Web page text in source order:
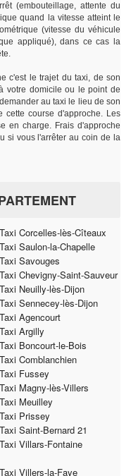
(embouteillage, attente du
quand la vitesse atteint le
(vitesse du véhicule
appliqué), dans ce cas la
c'est le trajet du taxi, de son
votre domicile ou le point de
au taxi le lieu de son
course d'approche. Les
en charge. Frais d'approche
si vous l'arrêter au coin de la
Corcelles-lès-Cîteaux
Saulon-la-Chapelle
Savouges
Chevigny-Saint-Sauveur
Neuilly-lès-Dijon
Sennecey-lès-Dijon
Agencourt
Argilly
Boncourt-le-Bois
Comblanchien
Fussey
Magny-lès-Villers
Meuilley
Prissey
Saint-Bernard 21
Villars-Fontaine
Villers-la-Faye